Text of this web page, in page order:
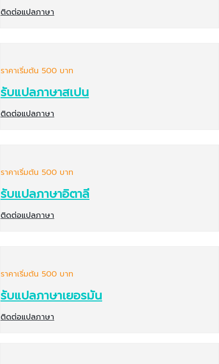
ติดต่อแปลภาษา
ราคาเริ่มต้น 500 บาท
รับแปลภาษาสเปน
ติดต่อแปลภาษา
ราคาเริ่มต้น 500 บาท
รับแปลภาษาอิตาลี
ติดต่อแปลภาษา
ราคาเริ่มต้น 500 บาท
รับแปลภาษาเยอรมัน
ติดต่อแปลภาษา